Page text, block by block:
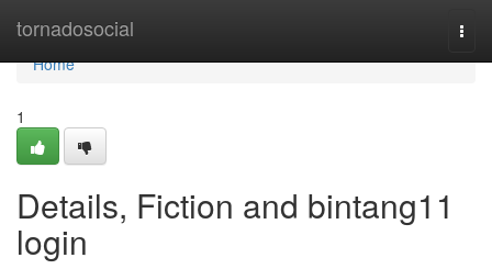
tornadosocial
Home
Home
1
Details, Fiction and bintang11
login